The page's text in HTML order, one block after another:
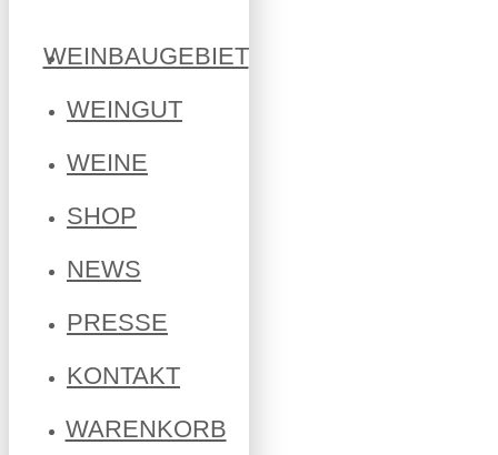
WEINBAUGEBIET
WEINGUT
WEINE
SHOP
NEWS
PRESSE
KONTAKT
WARENKORB